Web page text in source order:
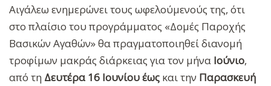
Αιγάλεω ενημερώνει τους ωφελούμενούς της, ότι
στο πλαίσιο του προγράμματος «Δομές Παροχής
Βασικών Αγαθών» θα πραγματοποιηθεί διανομή
τροφίμων μακράς διάρκειας για τον μήνα Ιούνιο,
από τη Δευτέρα 16 Ιουνίουέως και την Παρασκευή